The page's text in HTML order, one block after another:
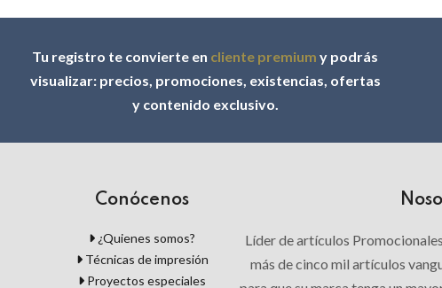
Tu registro te convierte en cliente premium y podrás
visualizar: precios, promociones, existencias, ofertas
y contenido exclusivo.
Conócenos
¿Quienes somos?
Técnicas de impresión
Proyectos especiales
Líder de artículos
más de cinco mil artículos